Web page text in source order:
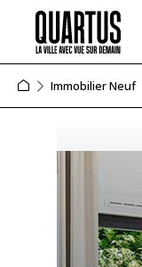
Immobilier Neuf